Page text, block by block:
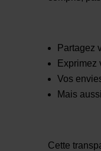
Partagez
Exprimez
Vos
Mais
Cette